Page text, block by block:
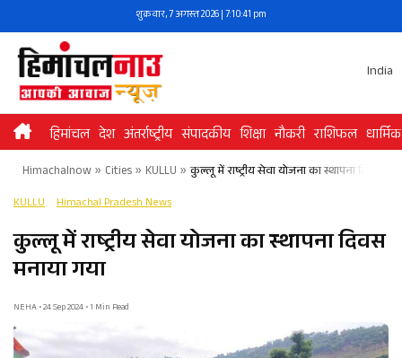
to
content
शुक्रवार, 7 अगस्त 2026 | 7:10:41 pm
India
हिमांचल देश अंतर्राष्ट्रीय संपादकीय शिक्षा नौकरी राशिफल धार्मिक
Himachalnow» Cities» KULLU » कुल्लू में राष्ट्रीय सेवा योजना का स्थापना दिवस
KULLU Himachal Pradesh News
कुल्लू में राष्ट्रीय सेवा योजना का स्थापना दिवस
मनाया गया
NEHA • 24 Sep 2024 • 1 Min Read